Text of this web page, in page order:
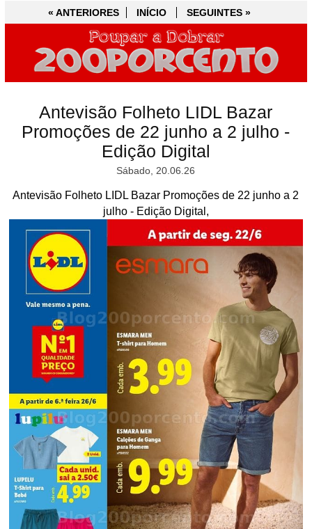
« ANTERIORES INÍCIO SEGUINTES »
Antevisão Folheto LIDL Bazar
Promoções de 22 junho a 2 julho -
Edição Digital
Sábado, 20.06.26
Antevisão Folheto LIDL Bazar Promoções de 22 junho a 2
julho - Edição Digital,
« ANTERIORES INÍCIO SEGUINTES »